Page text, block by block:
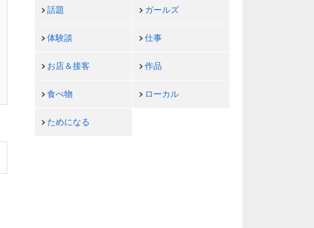
話題 ガールズ
体験談 仕事
お店＆接客 作品
食べ物 ローカル
ためになる